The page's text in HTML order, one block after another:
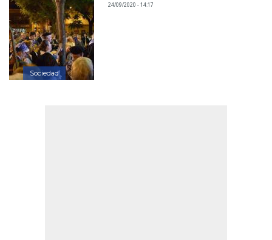
Sociedad
24/09/2020 - 14:17